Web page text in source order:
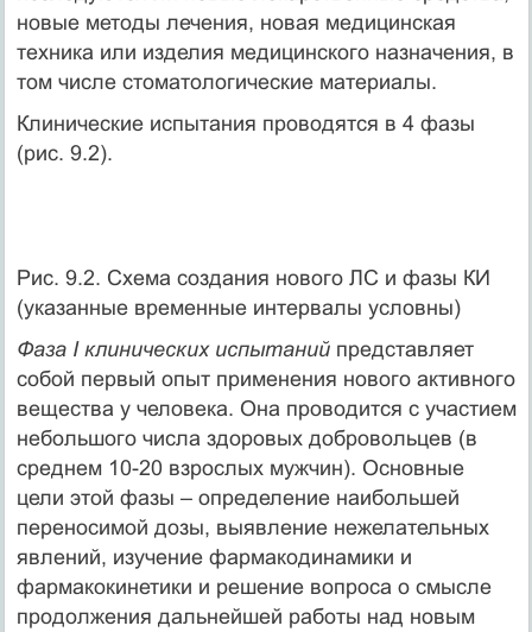
новые методы лечения, новая медицинская
техника или изделия медицинского назначения, в
том числе стоматологические материалы.
Клинические испытания проводятся в 4 фазы
(рис. 9.2).
Рис. 9.2. Схема создания нового ЛС и фазы КИ
(указанные временные интервалы условны)
Фаза I клинических испытанийпредставляет
собой первый опыт применения нового активного
вещества у человека. Она проводится с участием
небольшого числа здоровых добровольцев (в
среднем 10-20 взрослых мужчин). Основные
цели этой фазы – определение наибольшей
переносимой дозы, выявление нежелательных
явлений, изучение фармакодинамики и
фармакокинетики и решение вопроса о смысле
продолжения дальнейшей работы над новым